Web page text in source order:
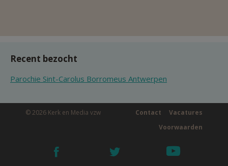
Recent bezocht
Parochie Sint-Carolus Borromeus Antwerpen
© 2026 Kerk en Media vzw Vacatures
Contact
Voorwaarden